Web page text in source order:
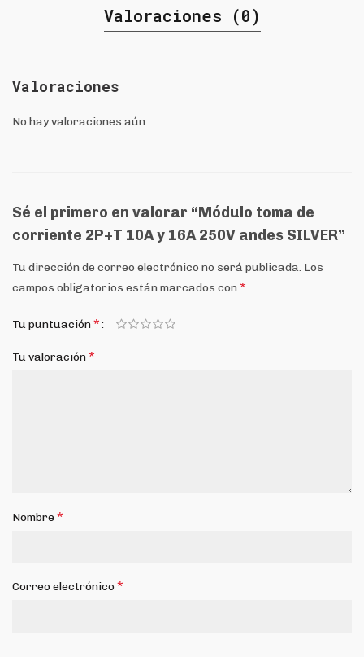
Valoraciones (0)
Valoraciones
No hay valoraciones aún.
Sé el primero en valorar “Módulo toma de
corriente 2P+T 10A y 16A 250V andes SILVER”
Tu dirección de correo electrónico no será publicada. Los
campos obligatorios están marcados con *
Tu puntuación*
Tu valoración*
Nombre*
Correo electrónico*